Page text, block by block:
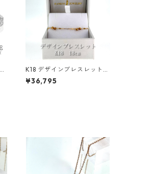
K18 デザインブレスレット
0.5mm
¥36,795